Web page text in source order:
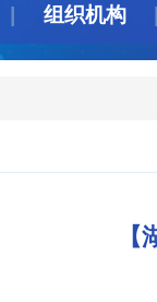
组织机构